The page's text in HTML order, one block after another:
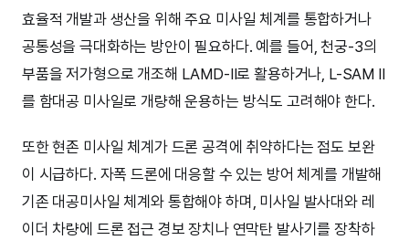
효율적 개발과 생산을 위해 주요 미사일 체계를 통합하거나
공통성을 극대화하는 방안이 필요하다. 예를 들어, 천궁-3의
부품을 저가형으로 개조해 LAMD-II로 활용하거나, L-SAM II
를 함대공 미사일로 개량해 운용하는 방식도 고려해야 한다.
또한 현존 미사일 체계가 드론 공격에 취약하다는 점도 보완
이 시급하다. 자폭 드론에 대응할 수 있는 방어 체계를 개발해
기존 대공미사일 체계와 통합해야 하며, 미사일 발사대와 레
이더 차량에 드론 접근 경보 장치나 연막탄 발사기를 장착하